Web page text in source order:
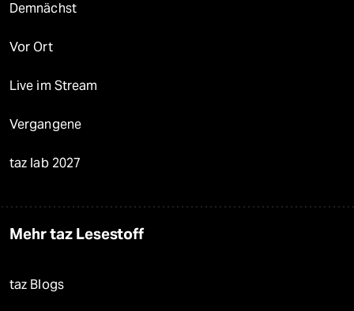
Demnächst
Vor Ort
Live im Stream
Vergangene
taz lab 2027
Mehr taz Lesestoff
taz Blogs